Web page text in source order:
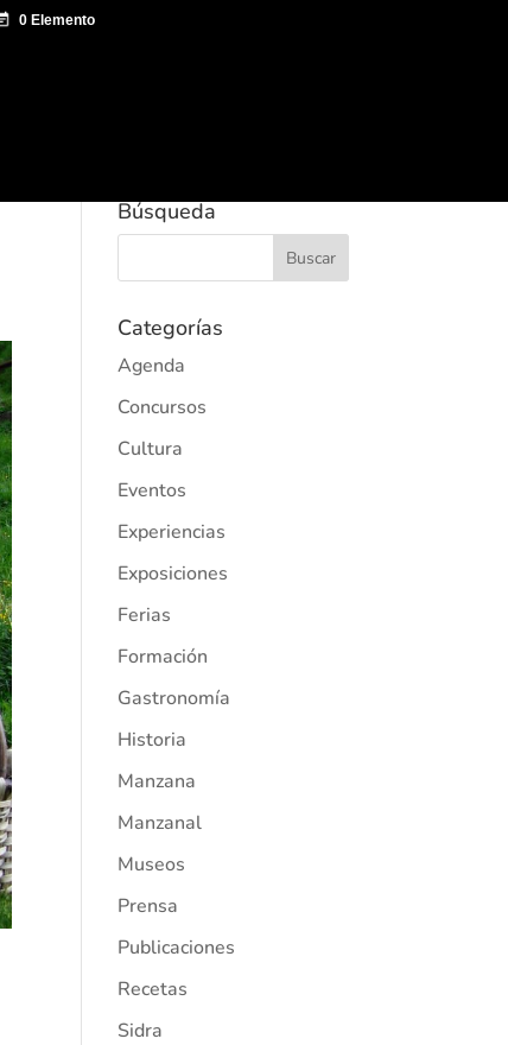
Búsqueda
Categorías
Agenda
Concursos
Cultura
Eventos
Experiencias
Exposiciones
Ferias
Formación
Gastronomía
Historia
Manzana
Manzanal
Museos
Prensa
Publicaciones
Recetas
Sidra